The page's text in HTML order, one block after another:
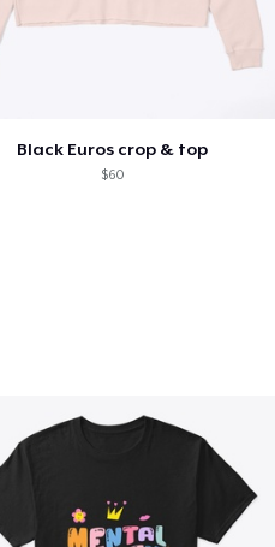
Black Euros crop & top
$60